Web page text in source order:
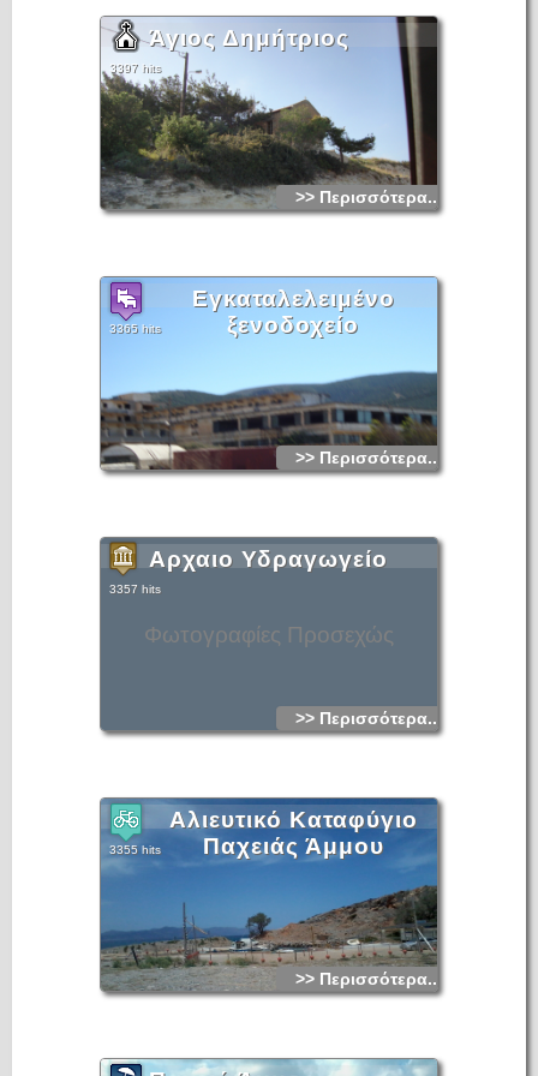
Άγιος Δημήτριος
3397 hits
>> Περισσότερα...
Εγκαταλελειμένο
ξενοδοχείο
3365 hits
>> Περισσότερα...
Φωτογραφίες Προσεχώς
Αρχαιο Υδραγωγείο
3357 hits
>> Περισσότερα...
Αλιευτικό Καταφύγιο
Παχειάς Άμμου
3355 hits
>> Περισσότερα...